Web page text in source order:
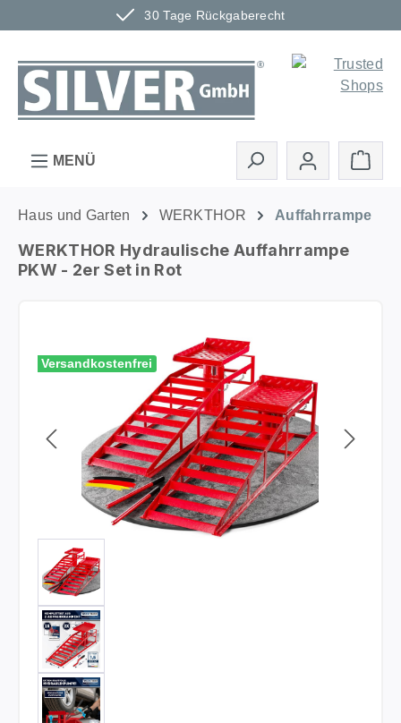
30 Tage Rückgaberecht
Zum Hauptinhalt springen
MENÜ
Haus und Garten WERKTHOR Auffahrrampe
WERKTHOR Hydraulische Auffahrrampe
PKW - 2er Set in Rot
Bildergalerie überspringen
Versandkostenfrei